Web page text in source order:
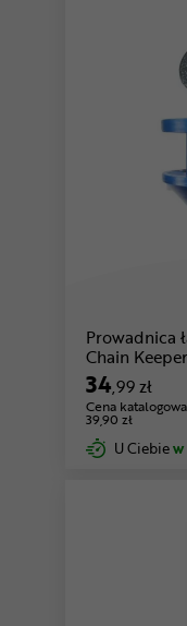
Prowadnica
Chain Keeper
34,99 zł
Cena
39,90 zł
U Ciebiew